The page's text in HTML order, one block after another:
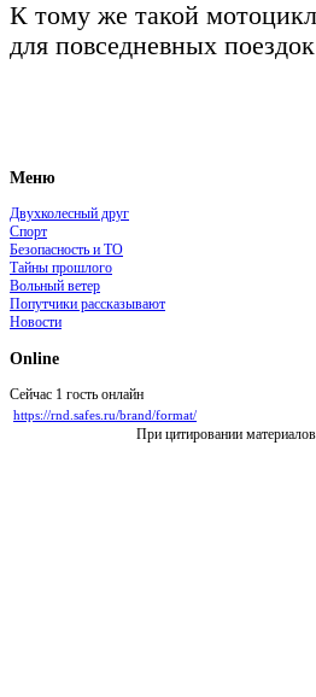
К тому же такой
для повседневных
Меню
Двухколесный друг
Спорт
Безопасность и ТО
Тайны прошлого
Вольный ветер
Попутчики рассказывают
Новости
Online
Сейчас 1 гость онлайн
https://rnd.safes.ru/brand/format/
При цитировании